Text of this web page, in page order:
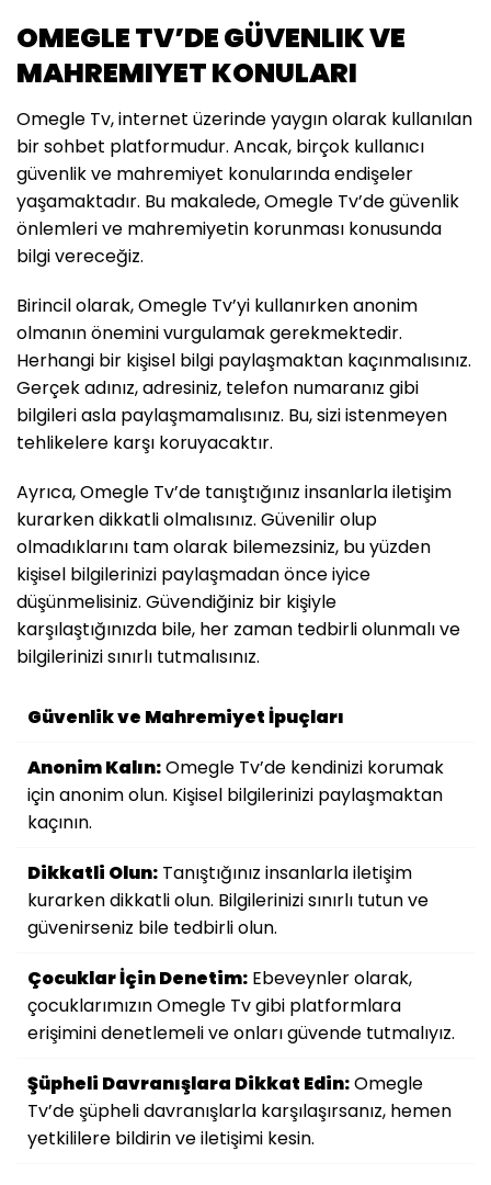
OMEGLE TV’DE GÜVENLIK VE
MAHREMIYET KONULARI
Omegle Tv, internet üzerinde yaygın olarak kullanılan
bir sohbet platformudur. Ancak, birçok kullanıcı
güvenlik ve mahremiyet konularında endişeler
yaşamaktadır. Bu makalede, Omegle Tv’de güvenlik
önlemleri ve mahremiyetin korunması konusunda
bilgi vereceğiz.
Birincil olarak, Omegle Tv’yi kullanırken anonim
olmanın önemini vurgulamak gerekmektedir.
Herhangi bir kişisel bilgi paylaşmaktan kaçınmalısınız.
Gerçek adınız, adresiniz, telefon numaranız gibi
bilgileri asla paylaşmamalısınız. Bu, sizi istenmeyen
tehlikelere karşı koruyacaktır.
Ayrıca, Omegle Tv’de tanıştığınız insanlarla iletişim
kurarken dikkatli olmalısınız. Güvenilir olup
olmadıklarını tam olarak bilemezsiniz, bu yüzden
kişisel bilgilerinizi paylaşmadan önce iyice
düşünmelisiniz. Güvendiğiniz bir kişiyle
karşılaştığınızda bile, her zaman tedbirli olunmalı ve
bilgilerinizi sınırlı tutmalısınız.
Güvenlik ve Mahremiyet İpuçları
Anonim Kalın:Omegle Tv’de kendinizi korumak
için anonim olun. Kişisel bilgilerinizi paylaşmaktan
kaçının.
Dikkatli Olun: Tanıştığınız insanlarla iletişim
kurarken dikkatli olun. Bilgilerinizi sınırlı tutun ve
güvenirseniz bile tedbirli olun.
Çocuklar İçin Denetim: Ebeveynler olarak,
çocuklarımızın Omegle Tv gibi platformlara
erişimini denetlemeli ve onları güvende tutmalıyız.
Şüpheli Davranışlara Dikkat Edin:Omegle
Tv’de şüpheli davranışlarla karşılaşırsanız, hemen
yetkililere bildirin ve iletişimi kesin.